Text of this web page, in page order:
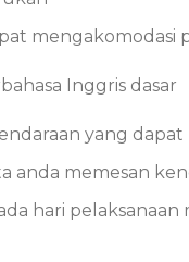
mengakomodasi
Inggris dasar
yang
anda memesan
hari